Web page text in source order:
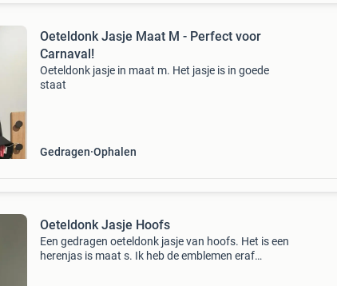
Oeteldonk Jasje Maat M - Perfect voor
Carnaval!
Oeteldonk jasje in maat m. Het jasje is in goede
staat
Gedragen Ophalen
Oeteldonk Jasje Hoofs
Een gedragen oeteldonk jasje van hoofs. Het is een
herenjas is maat s. Ik heb de emblemen eraf